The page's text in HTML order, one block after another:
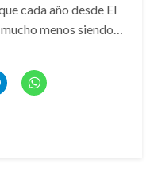
cada año desde El
menos siendo…